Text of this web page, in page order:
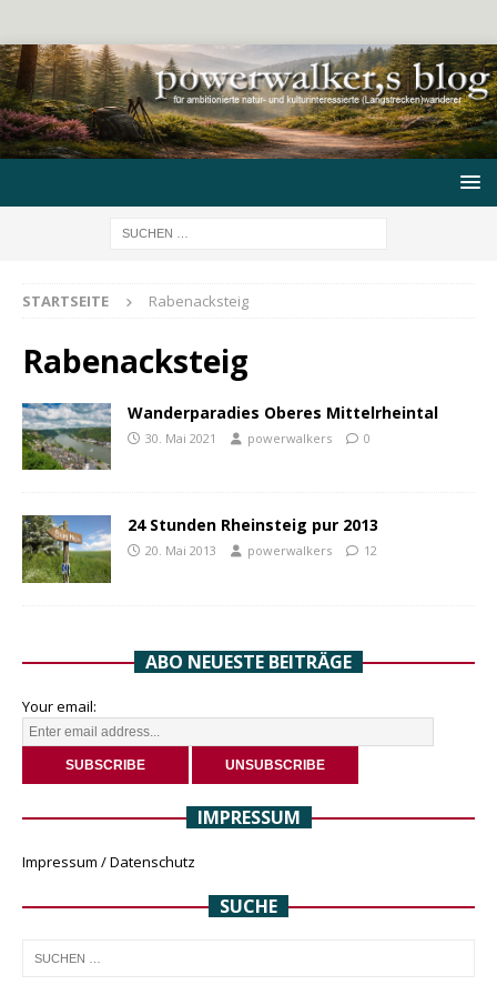
STARTSEITE Rabenacksteig
Rabenacksteig
Wanderparadies Oberes Mittelrheintal
30. Mai 2021 powerwalkers 0
24 Stunden Rheinsteig pur 2013
20. Mai 2013 powerwalkers 12
ABO NEUESTE BEITRÄGE
Your email:
IMPRESSUM
Impressum / Datenschutz
SUCHE